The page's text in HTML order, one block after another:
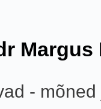
Margus
-